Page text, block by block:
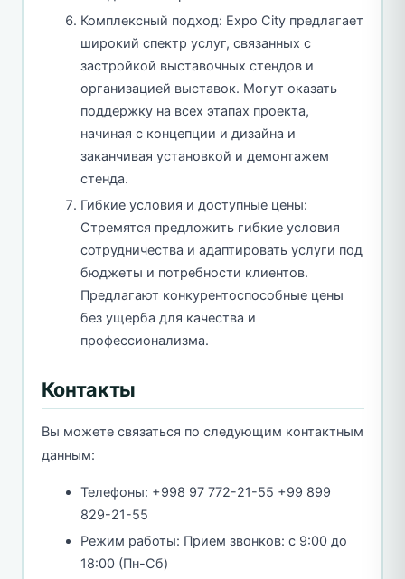
Комплексный подход: Expo City предлагает
широкий спектр услуг, связанных с
застройкой выставочных стендов и
организацией выставок. Могут оказать
поддержку на всех этапах проекта,
начиная с концепции и дизайна и
заканчивая установкой и демонтажем
стенда.
Гибкие условия и доступные цены:
Стремятся предложить гибкие условия
сотрудничества и адаптировать услуги под
бюджеты и потребности клиентов.
Предлагают конкурентоспособные цены
без ущерба для качества и
профессионализма.
Контакты
Вы можете связаться по следующим контактным
данным:
Телефоны: +998 97 772-21-55 +99 899
829-21-55
Режим работы: Прием звонков: с 9:00 до
18:00 (Пн-Сб)